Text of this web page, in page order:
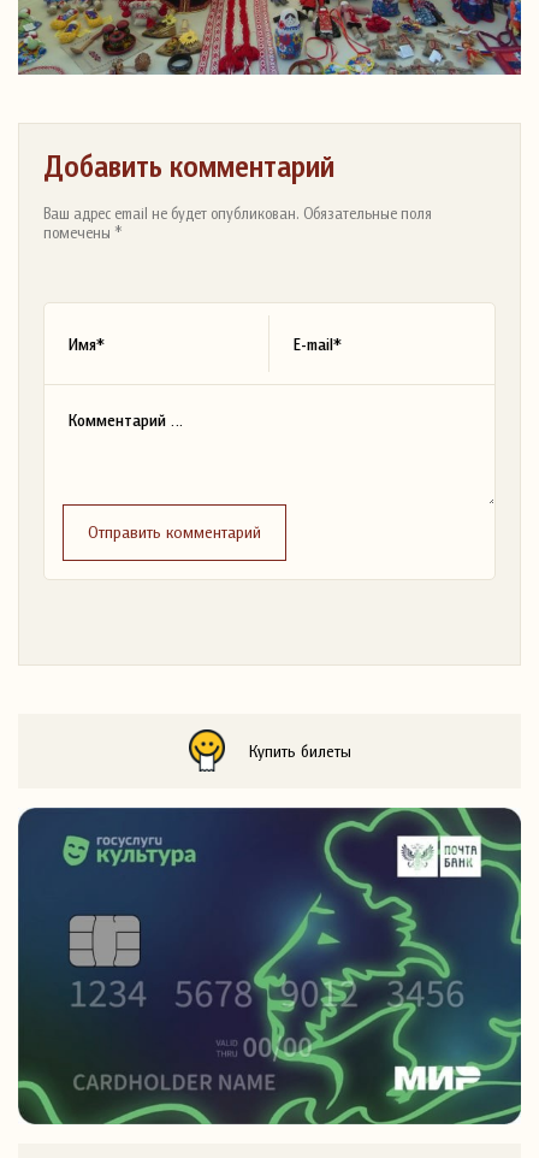
Добавить комментарий
Ваш адрес email не будет опубликован. Обязательные поля
помечены *
Отправить комментарий
Купить билеты